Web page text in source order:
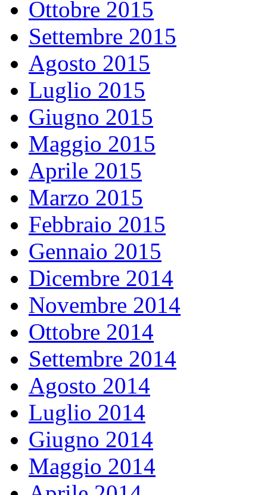
Ottobre 2015
Settembre 2015
Agosto 2015
Luglio 2015
Giugno 2015
Maggio 2015
Aprile 2015
Marzo 2015
Febbraio 2015
Gennaio 2015
Dicembre 2014
Novembre 2014
Ottobre 2014
Settembre 2014
Agosto 2014
Luglio 2014
Giugno 2014
Maggio 2014